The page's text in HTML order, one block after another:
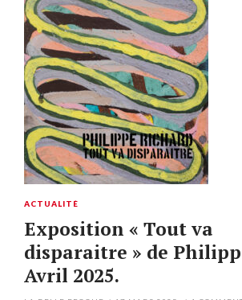
ACTUALITÉ
Exposition « Tout va
disparaitre » de
Avril 2025.